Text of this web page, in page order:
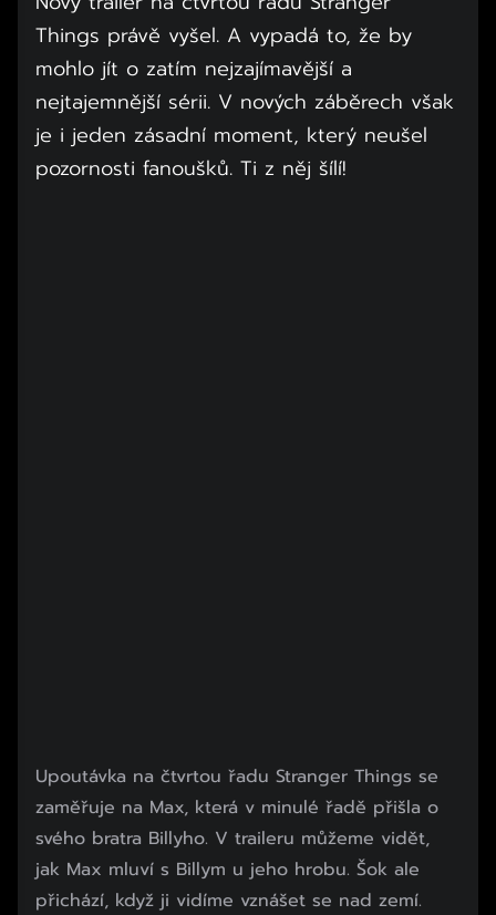
Things právě vyšel. A vypadá to, že by
mohlo jít o zatím nejzajímavější a
nejtajemnější sérii. V nových záběrech však
je i jeden zásadní moment, který neušel
pozornosti fanoušků. Ti z něj šílí!
Upoutávka na čtvrtou řadu Stranger Things se
zaměřuje na Max, která v minulé řadě přišla o
svého bratra Billyho. V traileru můžeme vidět,
jak Max mluví s Billym u jeho hrobu. Šok ale
přichází, když ji vidíme vznášet se nad zemí.